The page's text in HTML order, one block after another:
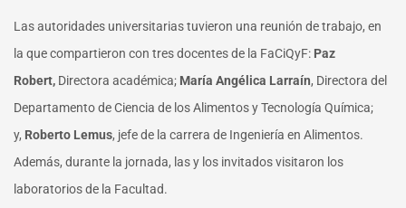
Las autoridades universitarias tuvieron una reunión de trabajo, en
la que compartieron con tres docentes de la FaCiQyF: Paz
Robert, Directora académica; María Angélica Larraín, Directora del
Departamento de Ciencia de los Alimentos y Tecnología Química;
y, Roberto Lemus, jefe de la carrera de Ingeniería en Alimentos.
Además, durante la jornada, las y los invitados visitaron los
laboratorios de la Facultad.